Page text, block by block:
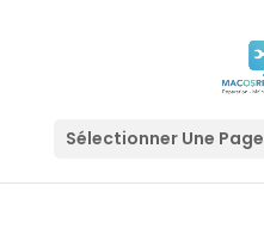
Sélectionner Une Page